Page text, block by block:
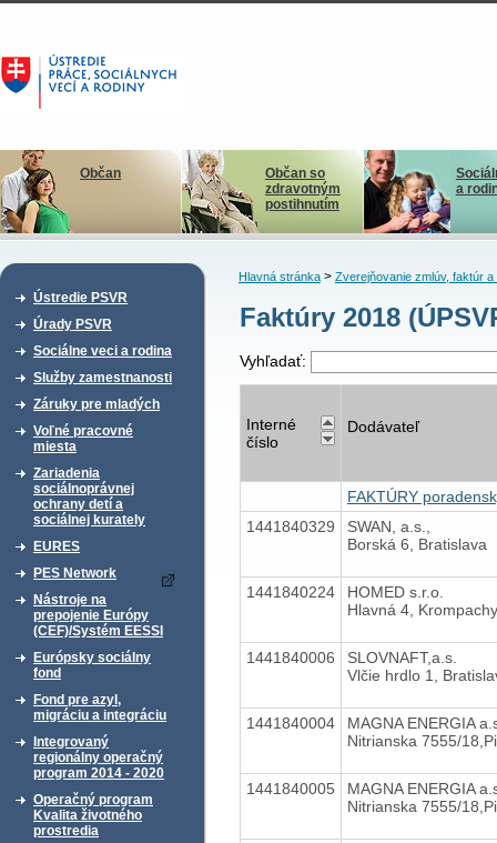
Občan
Občan so
zdravotným
postihnutím
a
Ústredie PSVR
Úrady PSVR
Sociálne veci a rodina
Služby zamestnanosti
Záruky pre mladých
Voľné pracovné
miesta
Zariadenia
sociálnoprávnej
ochrany detí a
sociálnej kurately
EURES
PES Network
Nástroje na
prepojenie Európy
(CEF)/Systém EESSI
Európsky sociálny
fond
Fond pre azyl,
migráciu a integráciu
Integrovaný
regionálny operačný
program 2014 - 2020
Operačný program
Kvalita životného
prostredia
Hlavná stránka> Zverejňovanie zmlúv, faktúr a
Faktúry 2018
Vyhľadať:
Interné
číslo
Dodávateľ
FAKTÚRY
1441840329
SWAN, a.s.,
Borská 6, Bratislava
1441840224
HOMED s.r.o.
Hlavná 4, Krompachy
1441840006
SLOVNAFT,a.s.
Vlčie hrdlo 1,
1441840004
MAGNA ENERGIA
Nitrianska 7555/
1441840005
MAGNA ENERGIA
Nitrianska 7555/